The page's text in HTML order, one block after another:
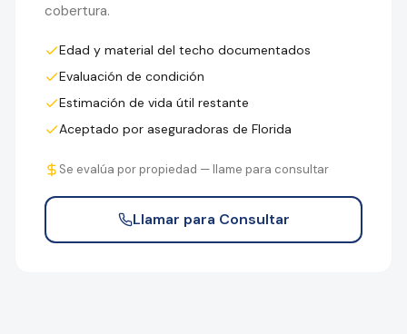
cobertura.
Edad y material del techo documentados
Evaluación de condición
Estimación de vida útil restante
Aceptado por aseguradoras de Florida
Se evalúa por propiedad — llame para consultar
Llamar para Consultar